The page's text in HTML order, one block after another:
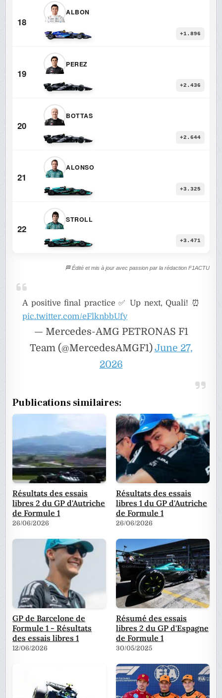
18
ALBON
+1.896
19
PEREZ
+2.436
20
BOTTAS
+2.644
21
ALONSO
+3.325
22
STROLL
+3.471
🏁 Édité et mis à jour avec passion par la rédaction F1ACTU
A positive final practice ✅ Up next, Quali! ⏰
pic.twitter.com/eFlknbbUfy
— Mercedes-AMG PETRONAS F1
Team (@MercedesAMGF1)June 27,
2026
Publications similaires:
Résultats des essais
libres 2 du GP d'Autriche
de Formule 1
26/06/2026
Résultats des essais
libres 1 du GP d'Autriche
de Formule 1
26/06/2026
GP de Barcelone de
Formule 1 - Résultats
des essais libres 1
12/06/2026
Résumé des essais
libres 2 du GP d'Espagne
de Formule 1
30/05/2025